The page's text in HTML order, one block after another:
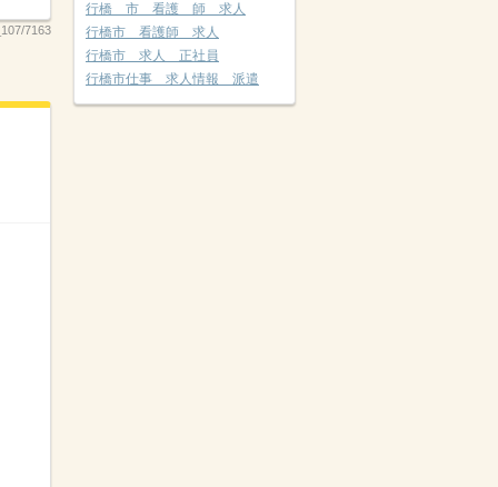
7163
行橋 市 看護 師 求人
行橋市 看護師 求人
行橋市 求人 正社員
行橋市仕事 求人情報 派遣